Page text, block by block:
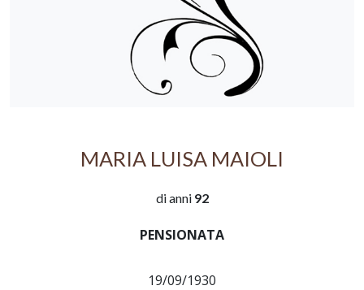
MARIA LUISA MAIOLI
di anni 92
PENSIONATA
19/09/1930